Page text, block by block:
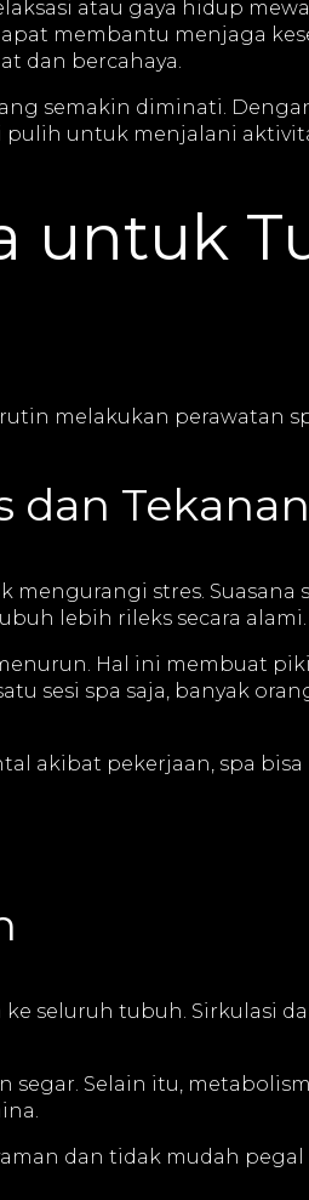
atau gaya hidup
membantu menjaga
dan bercahaya.
semakin diminati.
untuk menjalani
untuk
melakukan perawatan
dan
stres.
lebih rileks secara alami.
Hal ini membuat
sesi spa saja, banyak
akibat pekerjaan, spa
seluruh tubuh. Sirkulasi
segar. Selain itu,
dan tidak mudah pegal